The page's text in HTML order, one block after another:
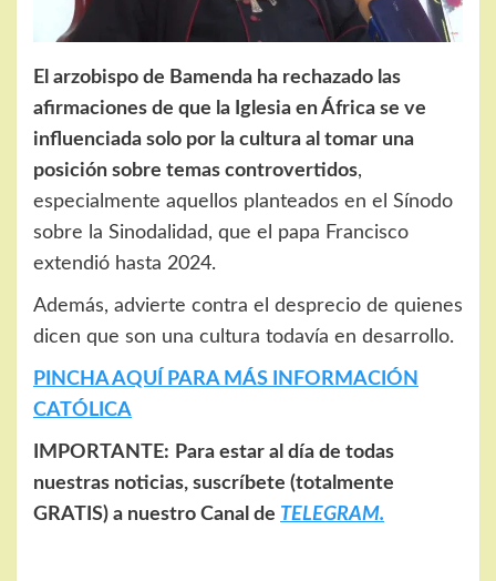
El arzobispo de Bamenda ha rechazado las
afirmaciones de que la Iglesia en África se ve
influenciada solo por la cultura al tomar una
posición sobre temas controvertidos,
especialmente aquellos planteados en el Sínodo
sobre la Sinodalidad, que el papa Francisco
extendió hasta 2024.
Además, advierte contra el desprecio de quienes
dicen que son una cultura todavía en desarrollo.
PINCHA AQUÍ PARA MÁS INFORMACIÓN
CATÓLICA
IMPORTANTE: Para estar al día de todas
nuestras noticias, suscríbete (totalmente
GRATIS) a nuestro Canal de TELEGRAM.